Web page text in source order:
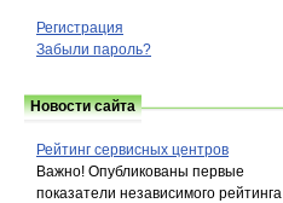
Регистрация
Забыли пароль?
Новости сайта
Рейтинг сервисных центров
Важно! Опубликованы первые
показатели независимого рейтинга